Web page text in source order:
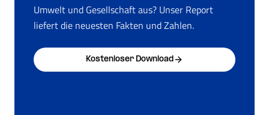
Umwelt und Gesellschaft aus? Unser Report
liefert die neuesten Fakten und Zahlen.
Kostenloser Download